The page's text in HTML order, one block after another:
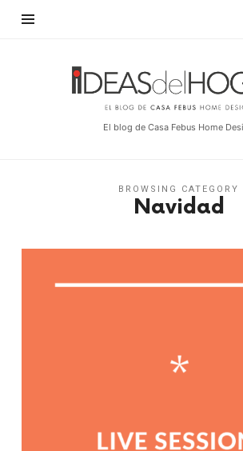
Ideas
del
Hogar
El blog de Casa Febus Home
BROWSING CATEGORY
Navidad